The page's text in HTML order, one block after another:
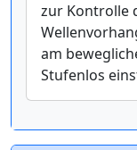
zur Kontrolle
am
Stufenlos